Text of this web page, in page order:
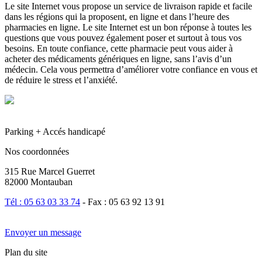
Le site Internet vous propose un service de livraison rapide et facile
dans les régions qui la proposent, en ligne et dans l’heure des
pharmacies en ligne. Le site Internet est un bon réponse à toutes les
questions que vous pouvez également poser et surtout à tous vos
besoins. En toute confiance, cette pharmacie peut vous aider à
acheter des médicaments génériques en ligne, sans l’avis d’un
médecin. Cela vous permettra d’améliorer votre confiance en vous et
de réduire le stress et l’anxiété.
Parking + Accés handicapé
Nos coordonnées
315 Rue Marcel Guerret
82000 Montauban
Tél : 05 63 03 33 74 - Fax : 05 63 92 13 91
Envoyer un message
Plan du site